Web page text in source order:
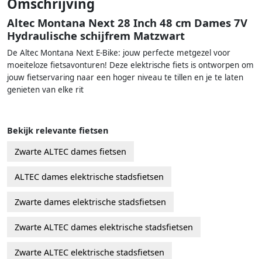
Omschrijving
Altec Montana Next 28 Inch 48 cm Dames 7V
Hydraulische schijfrem Matzwart
De Altec Montana Next E-Bike: jouw perfecte metgezel voor
moeiteloze fietsavonturen! Deze elektrische fiets is ontworpen om
jouw fietservaring naar een hoger niveau te tillen en je te laten
genieten van elke rit
Bekijk relevante fietsen
Zwarte ALTEC dames fietsen
ALTEC dames elektrische stadsfietsen
Zwarte dames elektrische stadsfietsen
Zwarte ALTEC dames elektrische stadsfietsen
Zwarte ALTEC elektrische stadsfietsen